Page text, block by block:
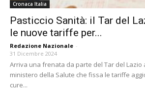
Cronaca Italia
Pasticcio Sanità: il Tar del
le nuove tariffe per...
Redazione Nazionale -
31 Dicembre 2024
Arriva una frenata da parte del Tar del Lazio
ministero della Salute che fissa le tariffe
cure...